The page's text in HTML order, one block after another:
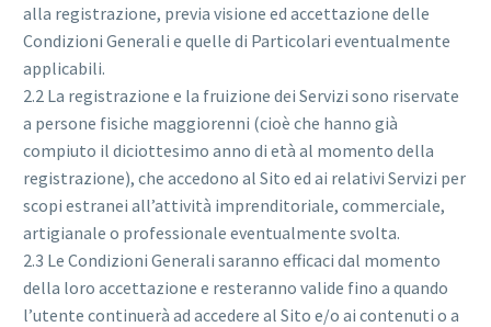
alla registrazione, previa visione ed accettazione delle
Condizioni Generali e quelle di Particolari eventualmente
applicabili.
2.2 La registrazione e la fruizione dei Servizi sono riservate
a persone fisiche maggiorenni (cioè che hanno già
compiuto il diciottesimo anno di età al momento della
registrazione), che accedono al Sito ed ai relativi Servizi per
scopi estranei all’attività imprenditoriale, commerciale,
artigianale o professionale eventualmente svolta.
2.3 Le Condizioni Generali saranno efficaci dal momento
della loro accettazione e resteranno valide fino a quando
l’utente continuerà ad accedere al Sito e/o ai contenuti o a